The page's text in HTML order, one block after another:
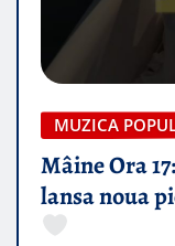
MUZICA
Mâine Ora
lansa noua